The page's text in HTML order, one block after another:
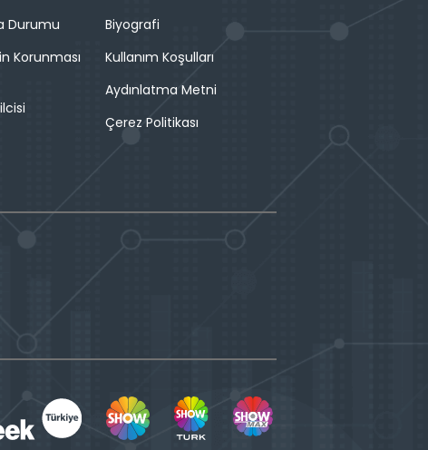
Durumu
Korunması
Biyografi
Kullanım Koşulları
Aydınlatma Metni
Çerez Politikası